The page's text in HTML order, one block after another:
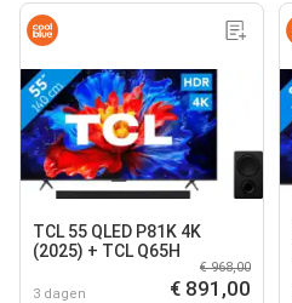
TCL 55 QLED P81K 4K
(2025) + TCL Q65H
3 dagen
€ 968,00
€ 891,00